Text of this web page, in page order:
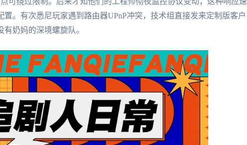
。有次悉尼玩家遇到路由器UPnP冲突，技术组直接发来定制版客户
奶妈的深境螺旋队。